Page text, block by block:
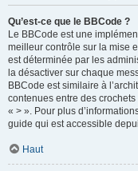
Qu’est-ce que le BBCode ?
Le BBCode est une
meilleur contrôle sur la mise
est déterminée par les
la désactiver sur chaque
BBCode est similaire à
contenues entre des
« > ». Pour plus
guide qui est accessible
Haut